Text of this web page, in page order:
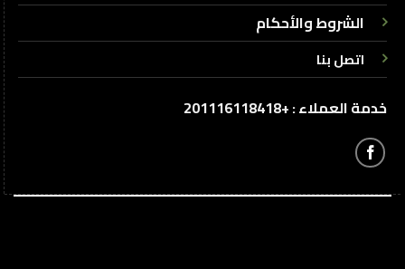
الشروط والأحكام
اتصل بنا
خدمة العملاء : +201116118418